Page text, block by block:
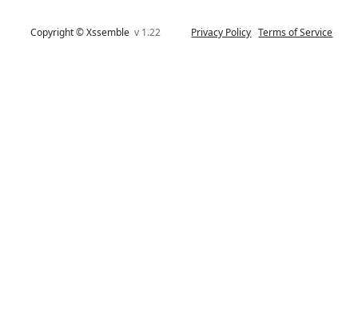
Copyright © Xssemblev 1.22 Privacy Policy Terms of Service